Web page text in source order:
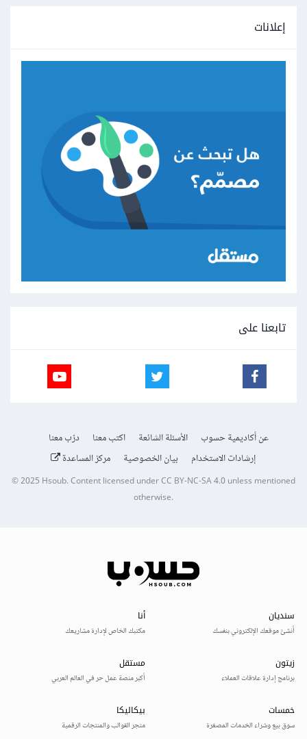
إعلانات
تابعنا على
عن أكاديمية حسوب الأسئلة الشائعة اكتب معنا
درّب معنا
إرشادات الاستخدام
بيان الخصوصية مركز المساعدة
© 2025Hsoub.Content licensed underCC BY-NC-SA 4.0unless mentioned
otherwise.